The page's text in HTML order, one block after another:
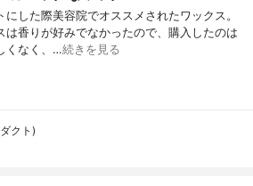
した際美容院でオススメされたワックス。
は香りが好みでなかったので、購入したのは
くなく、…続きを見る
クト)